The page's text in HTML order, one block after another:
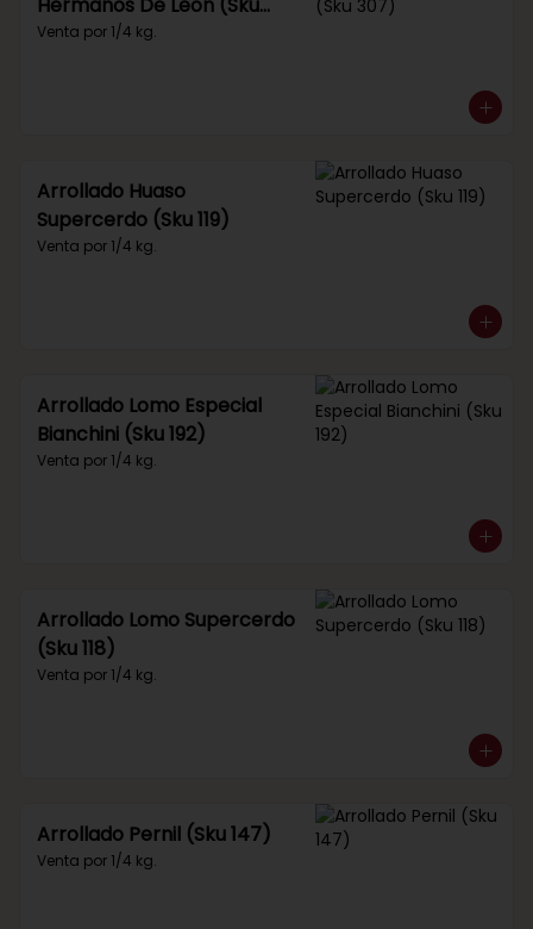
307)
Venta por 1/4 kg.
Arrollado Huaso
Supercerdo (Sku 119)
Venta por 1/4 kg.
Arrollado Lomo Especial
Bianchini (Sku 192)
Venta por 1/4 kg.
Arrollado Lomo Supercerdo
(Sku 118)
Venta por 1/4 kg.
Arrollado Pernil (Sku 147)
Venta por 1/4 kg.